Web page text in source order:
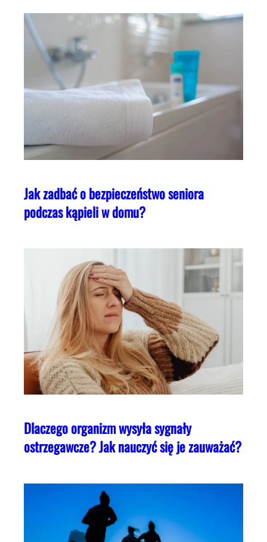
Jak zadbać o bezpieczeństwo seniora
podczas kąpieli w domu?
Dlaczego organizm wysyła sygnały
ostrzegawcze? Jak nauczyć się je zauważać?